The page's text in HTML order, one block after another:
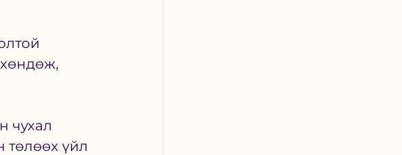
чухал
төлөөх үйл